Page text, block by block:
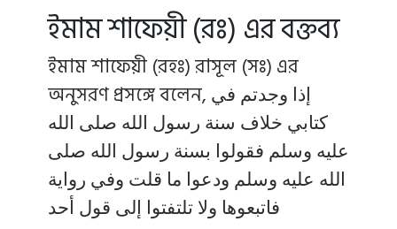
ইমাম শাফেয়ী (রঃ) এর বক্তব্য
ইমাম শাফেয়ী (রহঃ) রাসূল (সঃ) এর
অনুসরণ প্রসঙ্গে বলেন, إذا وجدتم في
كتابي خلاف سنة رسول الله صلى الله
عليه وسلم فقولوا بسنة رسول الله صلى
الله عليه وسلم ودعوا ما قلت وفي رواية